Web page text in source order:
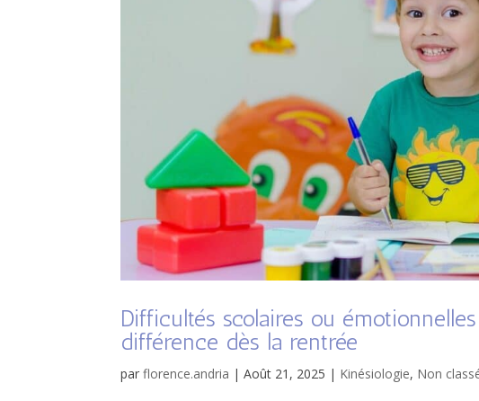
Difficultés scolaires ou
différence dès la rentrée
parflorence.andria |Août 21, 2025 | Kinésiologie, Non